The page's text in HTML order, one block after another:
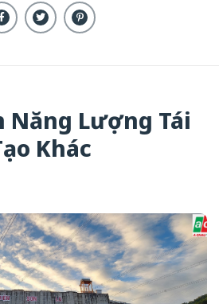
Năng Lượng Tái
Khác